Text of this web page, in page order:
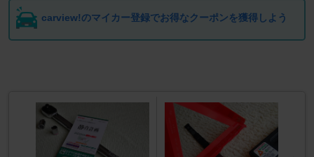
carview!のマイカー登録でお得なクーポンを獲得しよう